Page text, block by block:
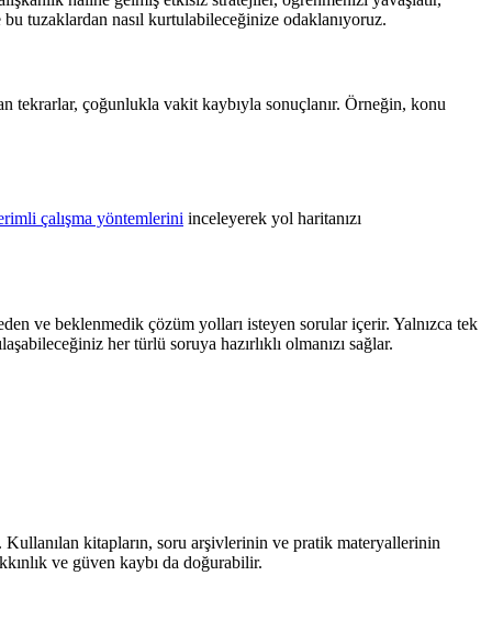
tuzaklardan nasıl kurtulabileceğinize odaklanıyoruz.
tekrarlar, çoğunlukla vakit kaybıyla sonuçlanır. Örneğin, konu
çalışma yöntemlerini inceleyerek yol haritanızı
ve beklenmedik çözüm yolları isteyen sorular içerir. Yalnızca tek
her türlü soruya hazırlıklı olmanızı sağlar.
Kullanılan kitapların, soru arşivlerinin ve pratik materyallerinin
ve güven kaybı da doğurabilir.